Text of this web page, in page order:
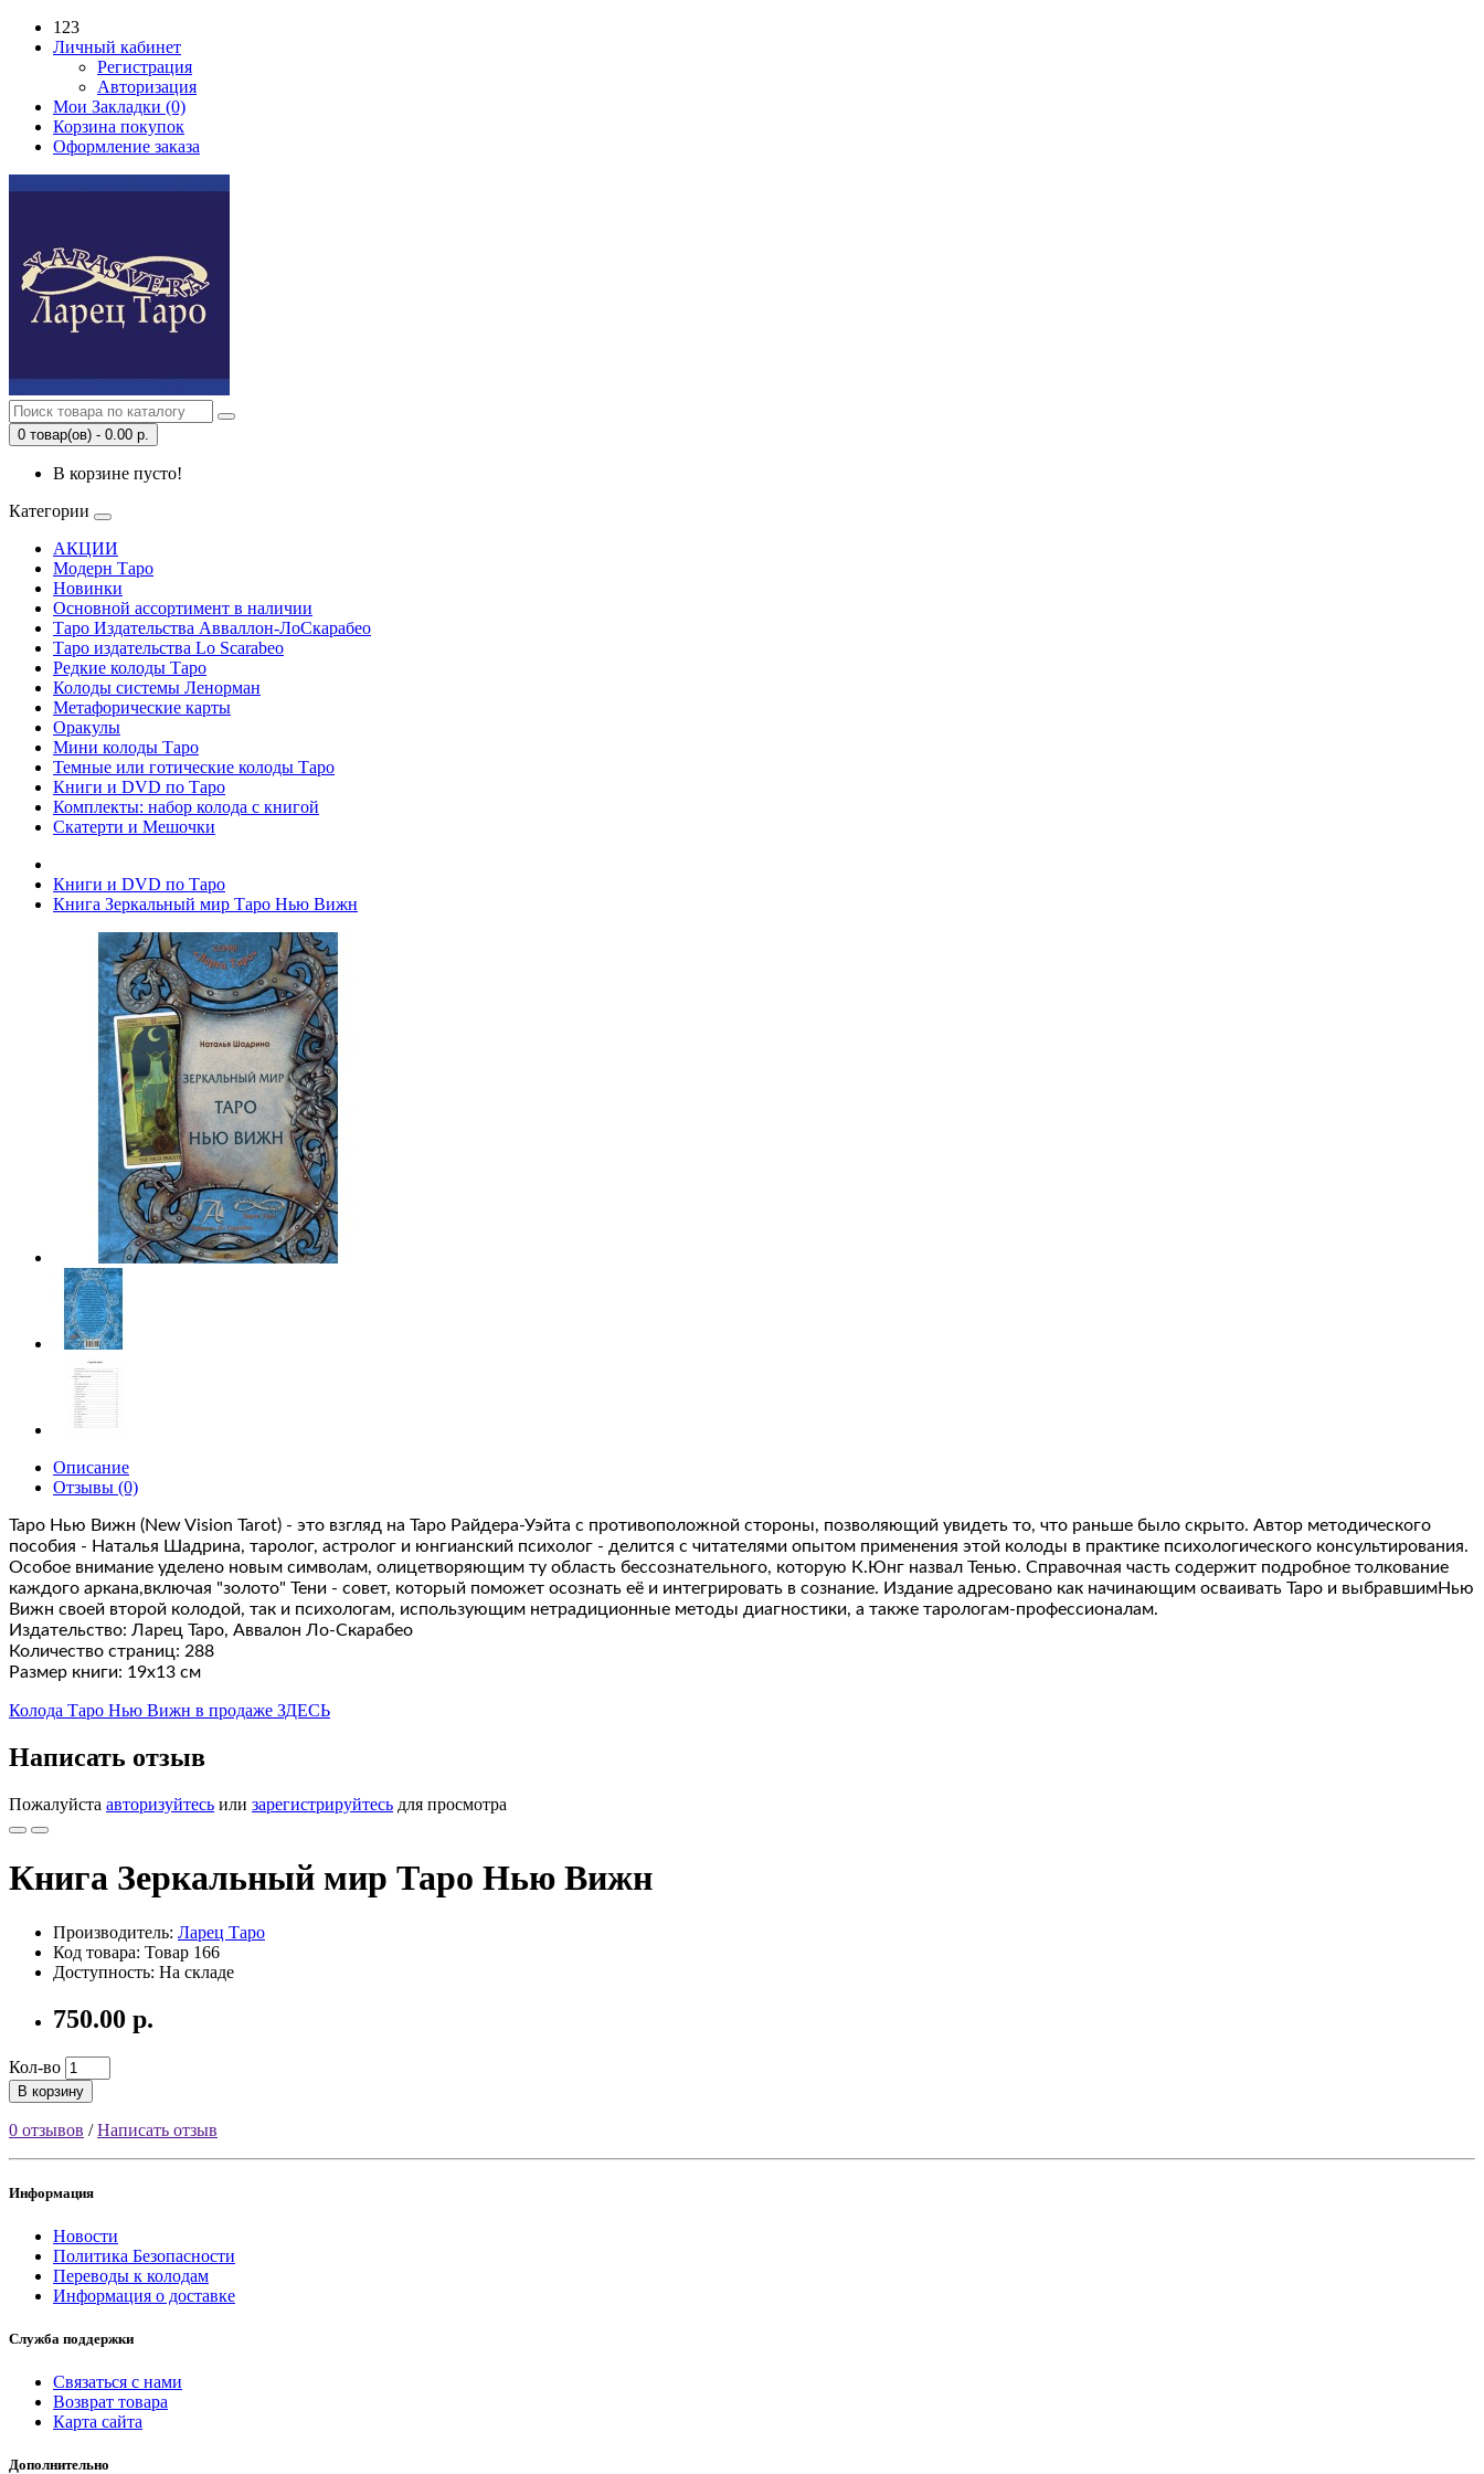
123
Личный кабинет
Регистрация
Авторизация
Мои Закладки (0)
Корзина покупок
Оформление заказа
0 товар(ов) - 0.00 р.
В корзине пусто!
Категории
АКЦИИ
Модерн Таро
Новинки
Основной ассортимент в наличии
Таро Издательства Авваллон-ЛоСкарабео
Таро издательства Lo Scarabeo
Редкие колоды Таро
Колоды системы Ленорман
Метафорические карты
Оракулы
Мини колоды Таро
Темные или готические колоды Таро
Книги и DVD по Таро
Комплекты: набор колода с книгой
Скатерти и Мешочки
Книги и DVD по Таро
Книга Зеркальный мир Таро Нью Вижн
Описание
Отзывы (0)
Таро Нью Вижн (New Vision Tarot) - это взгляд на Таро Райдера-Уэйта с противоположной стороны, позволяющий увидеть то, что раньше было скрыто. Автор методического
пособия - Наталья Шадрина, таролог, астролог и юнгианский психолог - делится с читателями опытом применения этой колоды в практике психологического консультирования.
Особое внимание уделено новым символам, олицетворяющим ту область бессознательного, которую К.Юнг назвал Тенью. Справочная часть содержит подробное толкование
каждого аркана,включая "золото" Тени - совет, который поможет осознать её и интегрировать в сознание. Издание адресовано как начинающим осваивать Таро и выбравшимНью
Вижн своей второй колодой, так и психологам, использующим нетрадиционные методы диагностики, а также тарологам-профессионалам.
Издательство: Ларец Таро, Аввалон Ло-Скарабео
Количество страниц: 288
Размер книги: 19х13 см
Колода Таро Нью Вижн в продаже ЗДЕСЬ
Написать отзыв
Пожалуйста авторизуйтесь или зарегистрируйтесь для просмотра
Книга Зеркальный мир Таро Нью Вижн
Производитель: Ларец Таро
Код товара: Товар 166
Доступность: На складе
750.00 р.
Кол-во
В корзину
0 отзывов /Написать отзыв
Информация
Новости
Политика Безопасности
Переводы к колодам
Информация о доставке
Служба поддержки
Связаться с нами
Возврат товара
Карта сайта
Дополнительно